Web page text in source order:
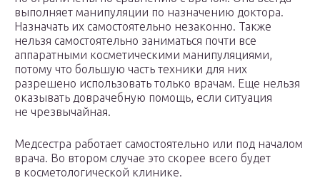
выполняет манипуляции по назначению доктора.
Назначать их самостоятельно незаконно. Также
нельзя самостоятельно заниматься почти все
аппаратными косметическими манипуляциями,
потому что большую часть техники для них
разрешено использовать только врачам. Еще нельзя
оказывать доврачебную помощь, если ситуация
не чрезвычайная.
Медсестра работает самостоятельно или под началом
врача. Во втором случае это скорее всего будет
в косметологической клинике.